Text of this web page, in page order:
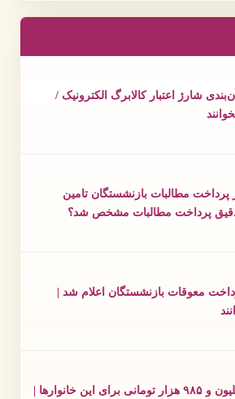
شارژ اعتبار کالابرگ الکترونیک /
پرداخت مطالبات بازنشستگان تامین
دقیق پرداخت مطالبات مشخص شد؟
معوقات بازنشستگان اعلام شد |
واریز یارانه ۲ میلیون و ۹۸۵ هزار تومانی برای این خانوارها |